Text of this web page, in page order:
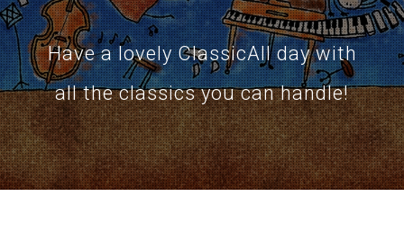
Have a lovely ClassicAll day with
all the classics you can handle!